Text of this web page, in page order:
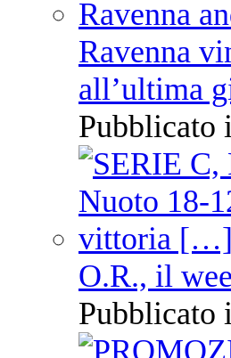
Ravenna
all’ultima
Pubblicato
O.R., il
Pubblicato